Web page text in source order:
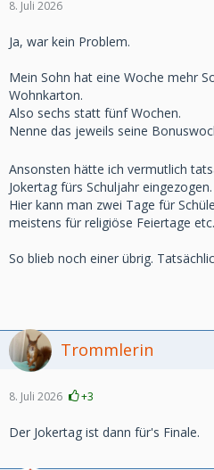
Und selber habe ich in der
8. Juli 2026
Ja, war kein Problem.
Mein Sohn hat eine Woche mehr
Wohnkarton.
Also sechs statt fünf Wochen.
Nenne das jeweils seine
Ansonsten hätte ich vermutlich
Jokertag fürs Schuljahr eingezogen.
Hier kann man zwei Tage für
meistens für religiöse Feiertage etc.
So blieb noch einer übrig.
Trommlerin
8. Juli 2026 +3
Der Jokertag ist dann für's Finale.